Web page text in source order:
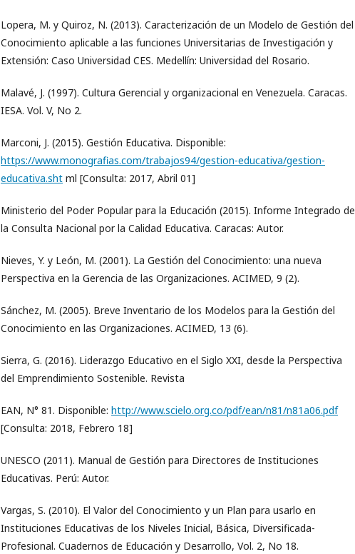
Lopera, M. y Quiroz, N. (2013). Caracterización de un Modelo de Gestión del
Conocimiento aplicable a las funciones Universitarias de Investigación y
Extensión: Caso Universidad CES. Medellín: Universidad del Rosario.
Malavé, J. (1997). Cultura Gerencial y organizacional en Venezuela. Caracas.
IESA. Vol. V, No 2.
Marconi, J. (2015). Gestión Educativa. Disponible:
https://www.monografias.com/trabajos94/gestion-educativa/gestion-
educativa.sht ml [Consulta: 2017, Abril 01]
Ministerio del Poder Popular para la Educación (2015). Informe Integrado de
la Consulta Nacional por la Calidad Educativa. Caracas: Autor.
Nieves, Y. y León, M. (2001). La Gestión del Conocimiento: una nueva
Perspectiva en la Gerencia de las Organizaciones. ACIMED, 9 (2).
Sánchez, M. (2005). Breve Inventario de los Modelos para la Gestión del
Conocimiento en las Organizaciones. ACIMED, 13 (6).
Sierra, G. (2016). Liderazgo Educativo en el Siglo XXI, desde la Perspectiva
del Emprendimiento Sostenible. Revista
EAN, N° 81. Disponible: http://www.scielo.org.co/pdf/ean/n81/n81a06.pdf
[Consulta: 2018, Febrero 18]
UNESCO (2011). Manual de Gestión para Directores de Instituciones
Educativas. Perú: Autor.
Vargas, S. (2010). El Valor del Conocimiento y un Plan para usarlo en
Instituciones Educativas de los Niveles Inicial, Básica, Diversificada-
Profesional. Cuadernos de Educación y Desarrollo, Vol. 2, No 18.